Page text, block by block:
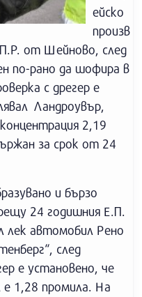
ейско
произв
от Шейново, след
по-рано да шофира в
с дрегер е
Ландроувър,
2,19
за срок от 24
и бързо
24 годишния Е.П.
лек автомобил Рено
след
е установено, че
е 1,28 промила. На